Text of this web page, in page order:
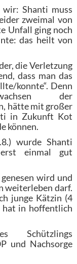
wir: Shanti muss
zweimal von
Unfall ging noch
das heilt von
die Verletzung
dass man das
konnte“. Denn
der
hätte mit großer
in Zukunft Kot
können.
wurde Shanti
einmal gut
wird und
weiterleben darf.
junge Kätzin (4
hat in hoffentlich
Schützlings
und Nachsorge